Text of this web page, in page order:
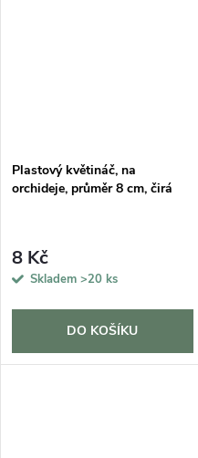
Plastový květináč, na
orchideje, průměr 8 cm, čirá
8 Kč
Skladem >20 ks
DO KOŠÍKU